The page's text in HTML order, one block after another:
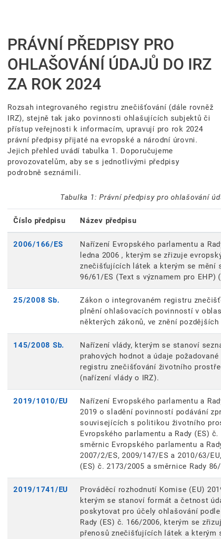
PRÁVNÍ PŘEDPISY PRO
OHLAŠOVÁNÍ ÚDAJŮ DO IRZ
ZA ROK 2024
Rozsah integrovaného registru znečišťování (dále rovněž
IRZ), stejně tak jako povinnosti ohlašujících subjektů či
přístup veřejnosti k informacím, upravují pro rok 2024
právní předpisy přijaté na evropské a národní úrovni.
Jejich přehled uvádí tabulka 1. Doporučujeme
provozovatelům, aby se s jednotlivými předpisy
podrobně seznámili.
Tabulka 1: Právní předpisy pro ohlašování
Číslo předpisu Název předpisu
2006/166/ES
Nařízení Evropského parlamentu a
ledna 2006 , kterým se zřizuje
znečišťujících látek a kterým se mění
96/61/ES (Text s významem pro EHP)
25/2008 Sb.
Zákon o integrovaném registru
plnění ohlašovacích povinností v
některých zákonů, ve znění
145/2008 Sb.
Nařízení vlády, kterým se stanoví
prahových hodnot a údaje
registru znečišťování životního
(nařízení vlády o IRZ).
2019/1010/EU
Nařízení Evropského parlamentu a
2019 o sladění povinností podávání
souvisejících s politikou životního
Evropského parlamentu a Rady (ES)
směrnic Evropského parlamentu a
2007/2/ES, 2009/147/ES a 2010/63/
(ES) č. 2173/2005 a směrnice Rady
2019/1741/EU
Prováděcí rozhodnutí Komise (EU)
kterým se stanoví formát a četnost
poskytovat pro účely ohlašování
Rady (ES) č. 166/2006, kterým se
přenosů znečišťujících látek a kterým